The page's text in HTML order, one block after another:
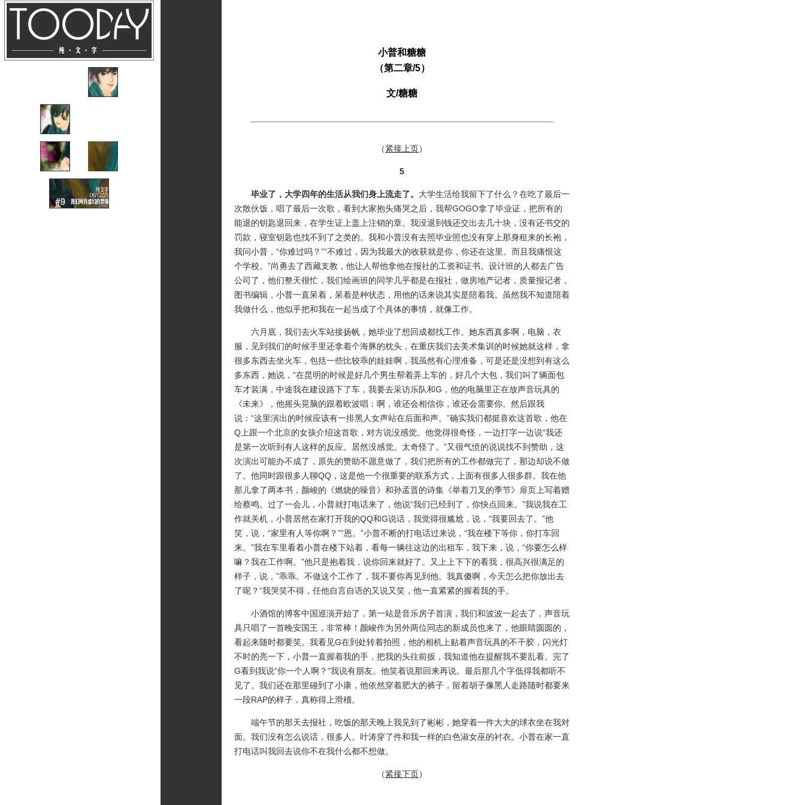
小普和糖糖
（第二章/5）
文/糖糖
（紧接上页）
5
毕业了，大学四年的生活从我们身上流走了。 大学生活给我留下了什么？在吃了最后一
次散伙饭，唱了最后一次歌，看到大家抱头痛哭之后，我帮GOGO拿了毕业证，把所有的
能退的钥匙退回来，在学生证上盖上注销的章。我没退到钱还交出去几十块，没有还书交的
罚款，寝室钥匙也找不到了之类的。我和小普没有去照毕业照也没有穿上那身租来的长袍，
我问小普，“你难过吗？”“不难过，因为我最大的收获就是你，你还在这里。而且我痛恨这
个学校。”尚勇去了西藏支教，他让人帮他拿他在报社的工资和证书。设计班的人都去广告
公司了，他们整天很忙，我们绘画班的同学几乎都是在报社，做房地产记者，质量报记者，
图书编辑，小普一直呆着，呆着是种状态，用他的话来说其实是陪着我。虽然我不知道陪着
我做什么，他似乎把和我在一起当成了个具体的事情，就像工作。
六月底，我们去火车站接扬帆，她毕业了想回成都找工作。她东西真多啊，电脑，衣
服，见到我们的时候手里还拿着个海豚的枕头，在重庆我们去美术集训的时候她就这样，拿
很多东西去坐火车，包括一些比较乖的娃娃啊，我虽然有心理准备，可是还是没想到有这么
多东西，她说，“在昆明的时候是好几个男生帮着弄上车的，好几个大包，我们叫了辆面包
车才装满，中途我在建设路下了车，我要去采访乐队和G，他的电脑里正在放声音玩具的
《未来》，他摇头晃脑的跟着欧波唱：啊，谁还会相信你，谁还会需要你。然后跟我
说：“这里演出的时候应该有一排黑人女声站在后面和声。”确实我们都挺喜欢这首歌，他在
Q上跟一个北京的女孩介绍这首歌，对方说没感觉。他觉得很奇怪，一边打字一边说“我还
是第一次听到有人这样的反应。居然没感觉。太奇怪了。”又很气愤的说说找不到赞助，这
次演出可能办不成了，原先的赞助不愿意做了，我们把所有的工作都做完了，那边却说不做
了。他同时跟很多人聊QQ，这是他一个很重要的联系方式，上面有很多人很多群。我在他
那儿拿了两本书，颜峻的《燃烧的噪音》和孙孟晋的诗集《举着刀叉的季节》扉页上写着赠
给蔡鸣。过了一会儿，小普就打电话来了，他说“我们已经到了，你快点回来。”我说我在工
作就关机，小普居然在家打开我的QQ和G说话，我觉得很尴尬，说，“我要回去了。”他
笑，说，“家里有人等你啊？”“恩。”小普不断的打电话过来说，“我在楼下等你，你打车回
来。”我在车里看着小普在楼下站着，看每一辆往这边的出租车，我下来，说，“你要怎么样
嘛？我在工作啊。”他只是抱着我，说你回来就好了。又上上下下的看我，很高兴很满足的
样子，说，”乖乖。不做这个工作了，我不要你再见到他。我真傻啊，今天怎么把你放出去
了呢？“我哭笑不得，任他自言自语的又说又笑，他一直紧紧的握着我的手。
小酒馆的博客中国巡演开始了，第一站是音乐房子首演，我们和波波一起去了，声音玩
具只唱了一首晚安国王，非常棒！颜峻作为另外两位同志的新成员也来了，他眼睛圆圆的，
看起来随时都要笑。我看见G在到处转着拍照，他的相机上贴着声音玩具的不干胶，闪光灯
不时的亮一下，小普一直握着我的手，把我的头往前扳，我知道他在提醒我不要乱看。完了
G看到我说“你一个人啊？”我说有朋友。他笑着说那回来再说。最后那几个字低得我都听不
见了。我们还在那里碰到了小康，他依然穿着肥大的裤子，留着胡子像黑人走路随时都要来
一段RAP的样子，真称得上滑稽。
端午节的那天去报社，吃饭的那天晚上我见到了彬彬，她穿着一件大大的球衣坐在我对
面。我们没有怎么说话，很多人。叶涛穿了件和我一样的白色淑女巫的衬衣。小普在家一直
打电话叫我回去说你不在我什么都不想做。
（紧接下页）